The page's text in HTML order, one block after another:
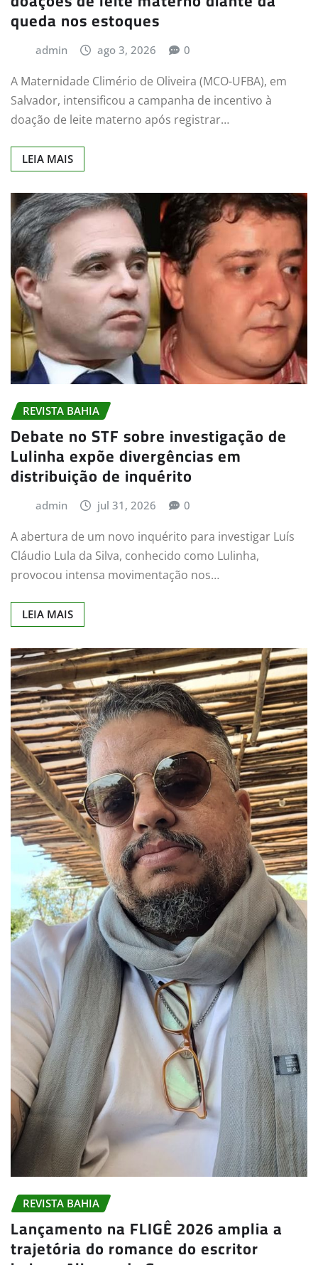
queda nos estoques
admin ago 3, 2026 0
A Maternidade Climério de Oliveira (MCO-UFBA), em
Salvador, intensificou a campanha de incentivo à
doação de leite materno após registrar…
LEIA MAIS
REVISTA BAHIA
Debate no STF sobre investigação de
Lulinha expõe divergências em
distribuição de inquérito
admin jul 31, 2026 0
A abertura de um novo inquérito para investigar Luís
Cláudio Lula da Silva, conhecido como Lulinha,
provocou intensa movimentação nos…
LEIA MAIS
REVISTA BAHIA
Lançamento na FLIGÊ 2026 amplia a
trajetória do romance do escritor